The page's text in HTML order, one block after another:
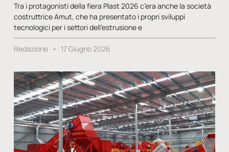
Tra i protagonisti della fiera Plast 2026 c’era anche la società
costruttrice Amut, che ha presentato i propri sviluppi
tecnologici per i settori dell’estrusione e
Redazione 17 Giugno 2026